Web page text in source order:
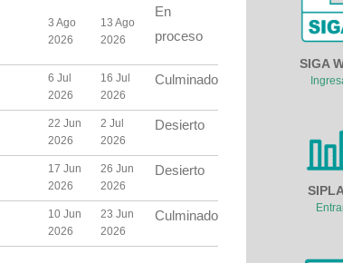
3 Ago
2026
13 Ago
2026
En
proceso
6 Jul
2026
16 Jul
2026
Culminado
22 Jun
2026
2 Jul
2026
Desierto
17 Jun
2026
26 Jun
2026
Desierto
10 Jun
2026
23 Jun
2026
Culminado
SIGA